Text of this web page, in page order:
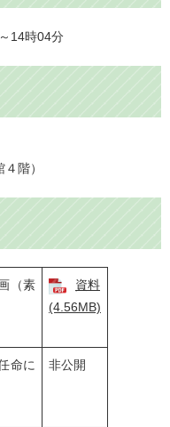
14時04分
階）
（素
資料
(4.56MB)
命に
非公開